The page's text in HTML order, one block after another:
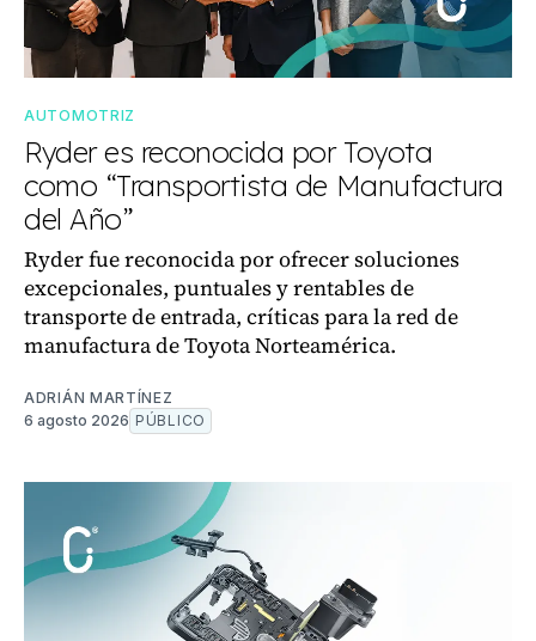
AUTOMOTRIZ
Ryder es reconocida por Toyota
como “Transportista de Manufactura
del Año”
Ryder fue reconocida por ofrecer soluciones
excepcionales, puntuales y rentables de
transporte de entrada, críticas para la red de
manufactura de Toyota Norteamérica.
ADRIÁN MARTÍNEZ
6 agosto 2026 PÚBLICO